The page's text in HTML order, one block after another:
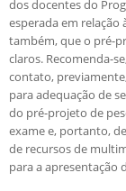
dos docentes do
esperada em relação
também, que o pré-
claros. Recomenda-
contato,
para adequação de
do pré-projeto de
exame e, portanto,
de recursos de
para a apresentação